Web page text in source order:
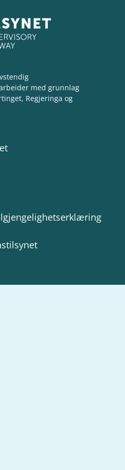
med grunnlag
Regjeringa og